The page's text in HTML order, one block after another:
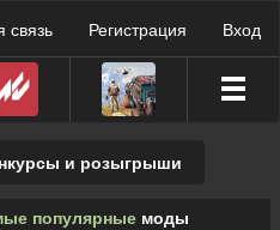
связь Регистрация Вход
и розыгрыши
популярныемоды